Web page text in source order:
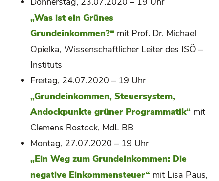
„Was ist ein Grünes
Grundeinkommen?“ mit Prof. Dr. Michael
Opielka, Wissenschaftlicher Leiter des ISÖ –
Instituts
Freitag, 24.07.2020 – 19 Uhr
„Grundeinkommen, Steuersystem,
Andockpunkte grüner Programmatik“ mit
Clemens Rostock, MdL BB
Montag, 27.07.2020 – 19 Uhr
„Ein Weg zum Grundeinkommen: Die
negative Einkommensteuer“ mit Lisa Paus,